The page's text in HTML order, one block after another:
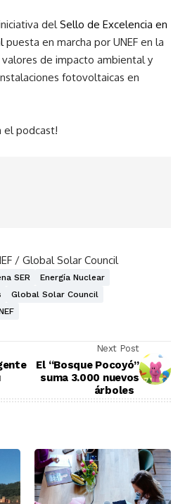
delSello de Excelencia en
puesta en marcha por UNEF en la
de impacto ambiental y
fotovoltaicas en
el podcast!
/ Global Solar Council
SER
Energía Nuclear
Global Solar Council
Next Post
El “Bosque Pocoyó”
suma 3.000 nuevos
árboles